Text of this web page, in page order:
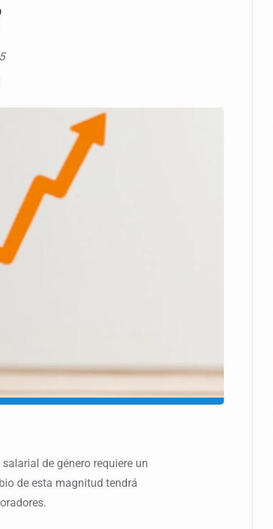
de género requiere un
de esta magnitud tendrá